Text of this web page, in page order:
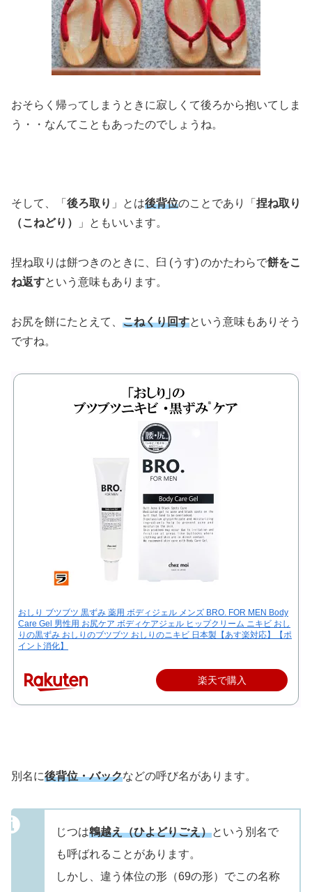
おそらく帰ってしまうときに寂しくて後ろから抱いてしま
う・・なんてこともあったのでしょうね。
そして、「 後ろ取り 」とは後背位のことであり「 捏ね取り
（こねどり）
」ともいいます。
捏ね取りは餅つきのときに、臼 (うす) のかたわらで餅をこ
ね返すという意味もあります。
お尻を餅にたとえて、 こねくり回すという意味もありそう
ですね。
おしり ブツブツ 黒ずみ 薬用 ボディジェル メンズ BRO. FOR MEN Body
Care Gel 男性用 お尻ケア ボディケアジェル ヒップクリーム ニキビ おし
りの黒ずみ おしりのブツブツ おしりのニキビ 日本製【あす楽対応】【ポ
イント消化】
楽天で購入
別名に後背位・バックなどの呼び名があります。
じつは鵯越え（ひよどりごえ）という別名で
も呼ばれることがあります。
しかし、違う体位の形（69の形）でこの名称